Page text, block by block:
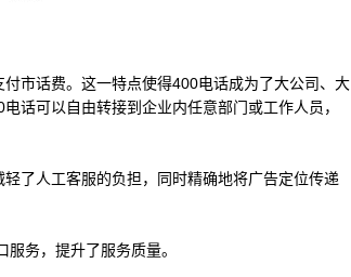
市话费。这一特点使得400电话成为了大公司、大
话可以自由转接到企业内任意部门或工作人员，
了人工客服的负担，同时精确地将广告定位传递
务，提升了服务质量。